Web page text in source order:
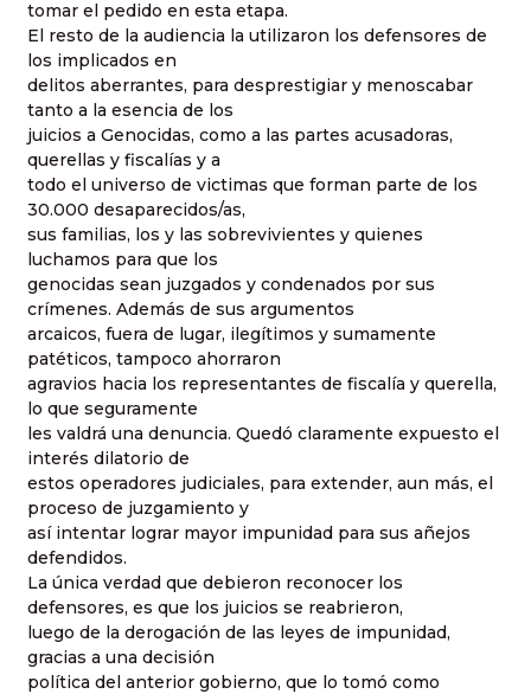
tomar el pedido en esta etapa.
El resto de la audiencia la utilizaron los defensores de
los implicados en
delitos aberrantes, para desprestigiar y menoscabar
tanto a la esencia de los
juicios a Genocidas, como a las partes acusadoras,
querellas y fiscalías y a
todo el universo de victimas que forman parte de los
30.000 desaparecidos/as,
sus familias, los y las sobrevivientes y quienes
luchamos para que los
genocidas sean juzgados y condenados por sus
crímenes. Además de sus argumentos
arcaicos, fuera de lugar, ilegítimos y sumamente
patéticos, tampoco ahorraron
agravios hacia los representantes de fiscalía y querella,
lo que seguramente
les valdrá una denuncia. Quedó claramente expuesto el
interés dilatorio de
estos operadores judiciales, para extender, aun más, el
proceso de juzgamiento y
así intentar lograr mayor impunidad para sus añejos
defendidos.
La única verdad que debieron reconocer los
defensores, es que los juicios se reabrieron,
luego de la derogación de las leyes de impunidad,
gracias a una decisión
política del anterior gobierno, que lo tomó como